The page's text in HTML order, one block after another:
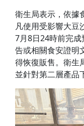
衛生局表示，依據
凡使用受影響大豆
7月8日24時前完
告或相關食安證明
得恢復販售。衛生
並針對第二層產品